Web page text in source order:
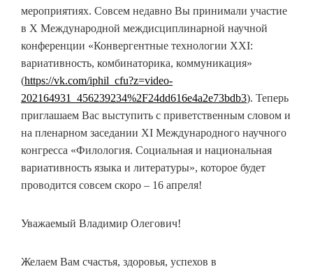
мероприятиях. Совсем недавно Вы принимали участие
в X Международной междисциплинарной научной
конференции «Конвергентные технологии ХХI:
вариативность, комбинаторика, коммуникация»
(https://vk.com/iphil_cfu?z=video-
202164931_456239234%2F24dd616e4a2e73bdb3). Теперь
приглашаем Вас выступить с приветственным словом и
на пленарном заседании XI Международного научного
конгресса «Филология. Социальная и национальная
вариативность языка и литературы», которое будет
проводится совсем скоро – 16 апреля!
Уважаемый Владимир Олегович!
Желаем Вам счастья, здоровья, успехов в